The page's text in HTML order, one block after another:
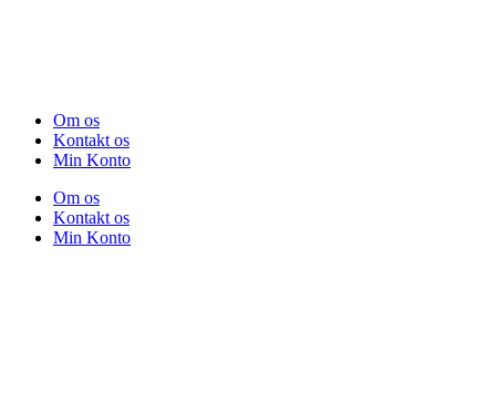
Om os
Kontakt os
Min Konto
Om os
Kontakt os
Min Konto